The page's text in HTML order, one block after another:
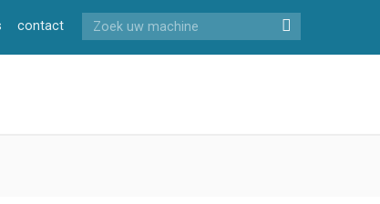
contact